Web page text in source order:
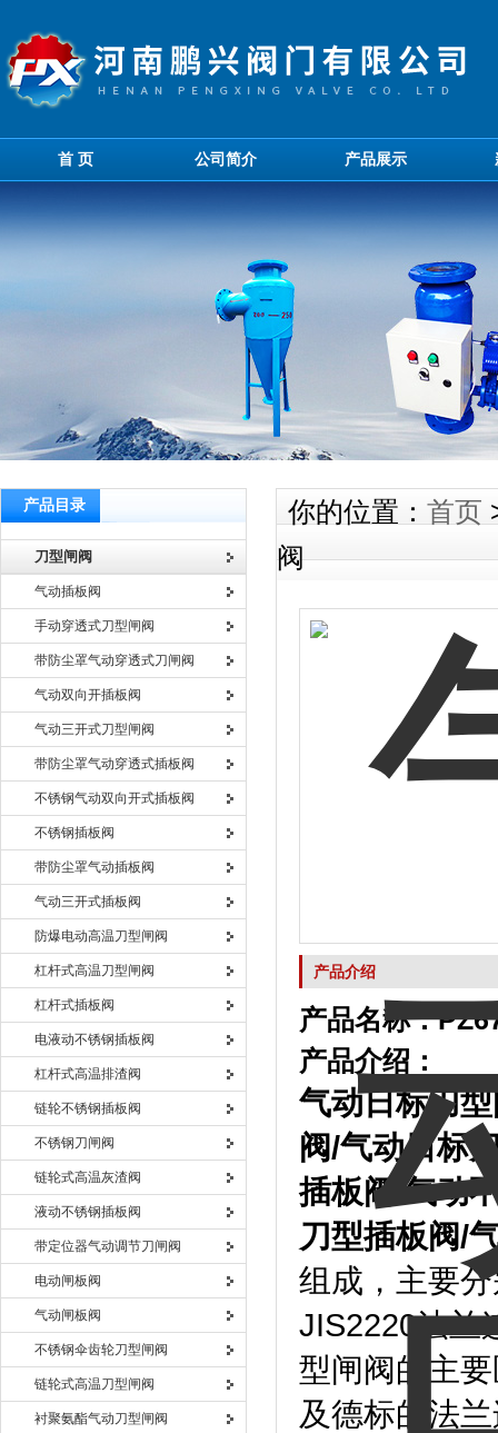
首 页 公司简介 产品展示
产品目录
刀型闸阀
气动插板阀
手动穿透式刀型闸阀
带防尘罩气动穿透式刀闸阀
气动双向开插板阀
气动三开式刀型闸阀
带防尘罩气动穿透式插板阀
不锈钢气动双向开式插板阀
不锈钢插板阀
带防尘罩气动插板阀
气动三开式插板阀
防爆电动高温刀型闸阀
杠杆式高温刀型闸阀
杠杆式插板阀
电液动不锈钢插板阀
杠杆式高温排渣阀
链轮不锈钢插板阀
不锈钢刀闸阀
链轮式高温灰渣阀
液动不锈钢插板阀
带定位器气动调节刀闸阀
电动闸板阀
气动闸板阀
不锈钢伞齿轮刀型闸阀
链轮式高温刀型闸阀
衬聚氨酯气动刀型闸阀
你的位置： 首页
阀
产品介绍
产品名称：
产品介绍：
气动日标刀
阀/气动日标
插板阀 气动
刀型插板阀/
组成，主要
JIS2220法兰
型闸阀的主
及德标的法